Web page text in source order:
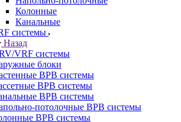
Колонные
Канальные
системы
Назад
VRF системы
блоки
ВРВ системы
ВРВ системы
ВРВ системы
потолочные ВРВ системы
ВРВ системы